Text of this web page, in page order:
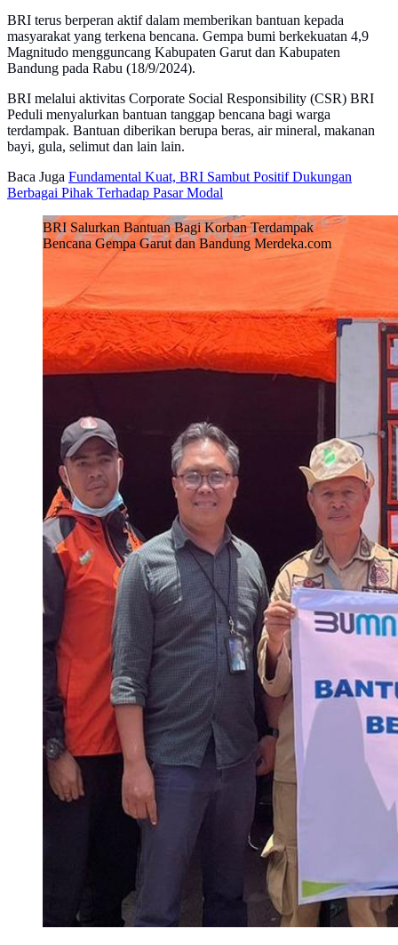
BRI terus berperan aktif dalam memberikan bantuan kepada
masyarakat yang terkena bencana. Gempa bumi berkekuatan 4,9
Magnitudo mengguncang Kabupaten Garut dan Kabupaten
Bandung pada Rabu (18/9/2024).
BRI melalui aktivitas Corporate Social Responsibility (CSR) BRI
Peduli menyalurkan bantuan tanggap bencana bagi warga
terdampak. Bantuan diberikan berupa beras, air mineral, makanan
bayi, gula, selimut dan lain lain.
Baca Juga Fundamental Kuat, BRI Sambut Positif Dukungan
Berbagai Pihak Terhadap Pasar Modal
BRI Salurkan Bantuan Bagi Korban Terdampak
Bencana Gempa Garut dan Bandung Merdeka.com